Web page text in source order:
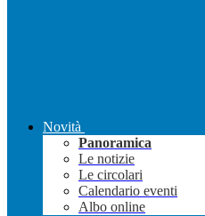
Novità
Panoramica
Le notizie
Le circolari
Calendario eventi
Albo online